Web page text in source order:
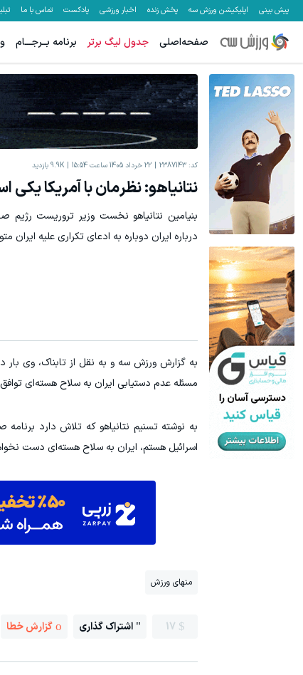
پیش بینی اپلیکیشن ورزش سه پخش زنده اخبار ورزشی پادکست تماس با ما
صفحه‌اصلی جدول لیگ برتر برنامه بــرجـــام
کد: 2387143 22 خرداد 1405 ساعت 15:54 9.9K بازدید
نتانیاهو: نظرمان با آمریکا یکی
بنیامین نتانیاهو نخست وزیر تروریست رژیم
درباره ایران دوباره به ادعای تکراری علیه ایران
به گزارش ورزش سه و به نقل از تابناک، وی بار
مسئله عدم دستیابی ایران به سلاح هسته‌ای
به نوشته تسنیم نتانیاهو که تلاش دارد
اسرائیل هستم، ایران به سلاح هسته‌ای دست
منهای ورزش
17 اشتراک گذاری گزارش خطا
این دکتر شیرازی کرم ترمیم زخم ایرانی را ساخت!!!
کلیک کن!
جای
بهترین داروهای لاغری برای شروع کاهش وزن، ارسال از
کلیک کن!